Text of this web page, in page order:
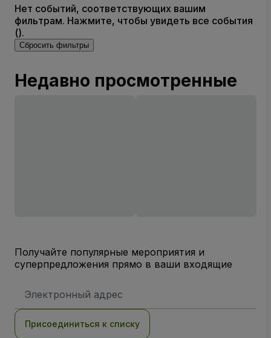
Нет событий, соответствующих вашим
фильтрам. Нажмите, чтобы увидеть все события
().
Сбросить фильтры
Недавно просмотренные
Получайте популярные мероприятия и
суперпредложения прямо в ваши входящие
электронной
Присоединиться к списку